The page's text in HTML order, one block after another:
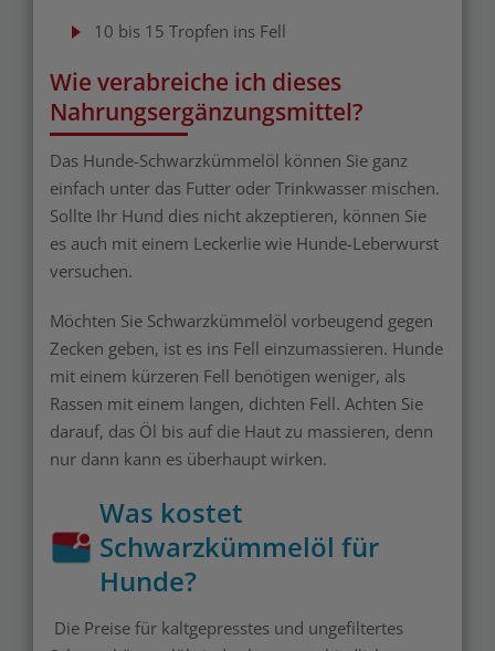
10 bis 15 Tropfen ins Fell
Wie verabreiche ich dieses
Nahrungsergänzungsmittel?
Das Hunde-Schwarzkümmelöl können Sie ganz
einfach unter das Futter oder Trinkwasser mischen.
Sollte Ihr Hund dies nicht akzeptieren, können Sie
es auch mit einem Leckerlie wie Hunde-Leberwurst
versuchen.
Möchten Sie Schwarzkümmelöl vorbeugend gegen
Zecken geben, ist es ins Fell einzumassieren. Hunde
mit einem kürzeren Fell benötigen weniger, als
Rassen mit einem langen, dichten Fell. Achten Sie
darauf, das Öl bis auf die Haut zu massieren, denn
nur dann kann es überhaupt wirken.
Was kostet
Schwarzkümmelöl für
Hunde?
Die Preise für kaltgepresstes und ungefiltertes